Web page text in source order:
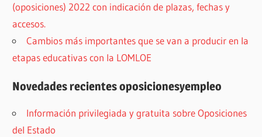
(oposiciones) 2022 con indicación de plazas, fechas y
accesos.
Cambios más importantes que se van a producir en la
etapas educativas con la LOMLOE
Novedades recientes oposicionesyempleo
Información privilegiada y gratuita sobre Oposiciones
del Estado